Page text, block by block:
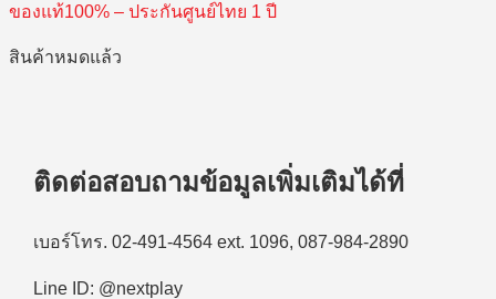
ของแท้100% – ประกันศูนย์ไทย 1 ปี
สินค้าหมดแล้ว
ติดต่อสอบถามข้อมูลเพิ่มเติมได้ที่
เบอร์โทร. 02-491-4564 ext. 1096, 087-984-2890
Line ID: @nextplay